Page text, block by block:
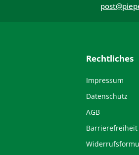
Rechtliches
Impressum
Datenschutz
AGB
Barrierefreiheit